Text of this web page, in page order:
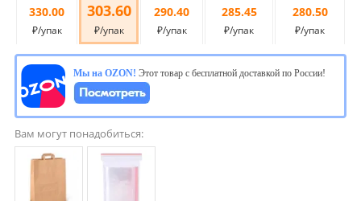
330.00
₽/упак
303.60
₽/упак
290.40
₽/упак
285.45
₽/упак
280.50
₽/упак
Мы на OZON! Этот товар с бесплатной доставкой по России!
Вам могут понадобиться: